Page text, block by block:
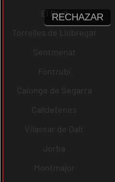
El Brull
Torrelles de Llobregat
Sentmenat
Fontrubí
Calonge de Segarra
Calldetenes
Vilassar de Dalt
Jorba
Montmajor
RECHAZAR